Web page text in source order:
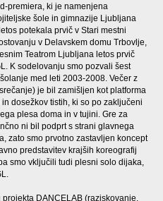
premiera, ki je namenjena
šole in gimnazije Ljubljana
potekala prvič v Stari mestni
v Delavskem domu Trbovlje,
Teatrom Ljubljana letos prvič
K sodelovanju smo pozvali šest
med leti 2003-2008. Večer z
je bil zamišljen kot platforma
dosežkov tistih, ki so po zaključeni
plesa doma in v tujini. Gre za
ni bil podprt s strani glavnega
zato smo prvotno zastavljen koncept
predstavitev krajših koreografij
smo vključili tudi plesni solo dijaka,
DANCELAB (raziskovanje,